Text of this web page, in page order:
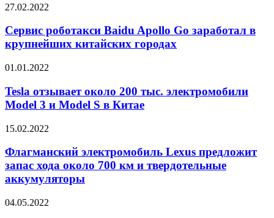
стоить
3
млн
Сервис
Baidu
Apollo
Go
в
китайских
городах
27.02.2022
Сервис роботакси Baidu Apollo Go заработал в
крупнейших китайских городах
Tesla
около
200
тыс.
Model
и
Model
S
Китае
01.01.2022
Tesla отзывает около 200 тыс. электромобили
Model 3 и Model S в Китае
Флагманский
Lexus
запас
хода
700
15.02.2022
Флагманский электромобиль Lexus предложит
запас хода около 700 км и твердотельные
аккумуляторы
Электрический
04.05.2022